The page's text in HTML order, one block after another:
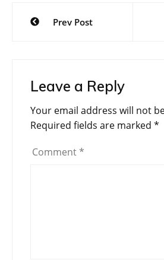
Post
navigation
Prev Post
Leave a Reply
Your email address will not
Required fields are marked *
Comment *